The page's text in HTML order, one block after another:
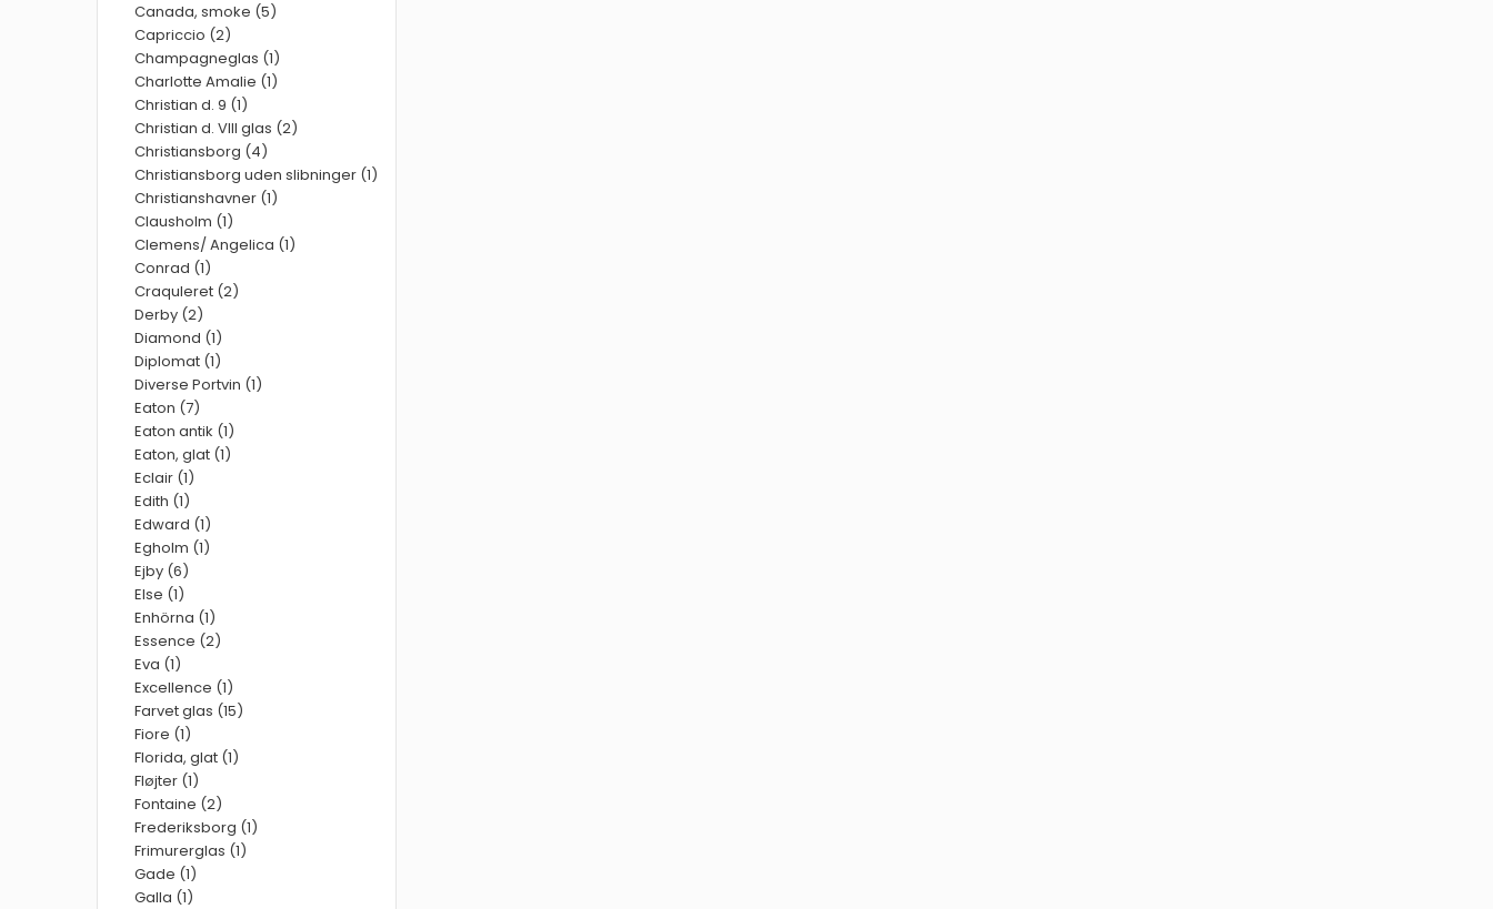
Canada, smoke (5)
Capriccio (2)
Champagneglas (1)
Charlotte Amalie (1)
Christian d. 9 (1)
Christian d. VIII glas (2)
Christiansborg (4)
Christiansborg uden slibninger (1)
Christianshavner (1)
Clausholm (1)
Clemens/ Angelica (1)
Conrad (1)
Craquleret (2)
Derby (2)
Diamond (1)
Diplomat (1)
Diverse Portvin (1)
Eaton (7)
Eaton antik (1)
Eaton, glat (1)
Eclair (1)
Edith (1)
Edward (1)
Egholm (1)
Ejby (6)
Else (1)
Enhörna (1)
Essence (2)
Eva (1)
Excellence (1)
Farvet glas (15)
Fiore (1)
Florida, glat (1)
Fløjter (1)
Fontaine (2)
Frederiksborg (1)
Frimurerglas (1)
Gade (1)
Galla (1)